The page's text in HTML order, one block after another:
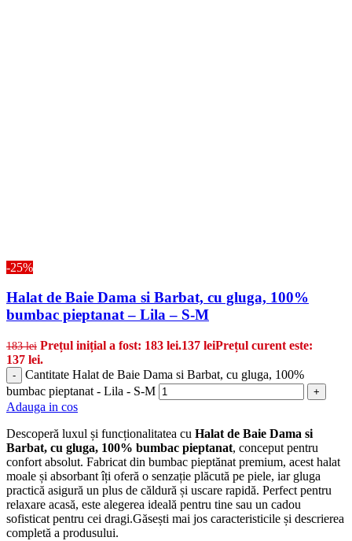
-25%
Halat de Baie Dama si Barbat, cu gluga, 100%
bumbac pieptanat – Lila – S-M
183lei Prețul inițial a fost: 183 lei.137 leiPrețul curent este:
137 lei.
-
Cantitate Halat de Baie Dama si Barbat, cu gluga, 100%
bumbac pieptanat - Lila - S-M
+
Adauga in cos
Descoperă luxul și funcționalitatea cu Halat de Baie Dama si
Barbat, cu gluga, 100% bumbac pieptanat, conceput pentru
confort absolut. Fabricat din bumbac pieptănat premium, acest halat
moale și absorbant îți oferă o senzație plăcută pe piele, iar gluga
practică asigură un plus de căldură și uscare rapidă. Perfect pentru
relaxare acasă, este alegerea ideală pentru tine sau un cadou
sofisticat pentru cei dragi.Găsești mai jos caracteristicile și descrierea
completă a produsului.